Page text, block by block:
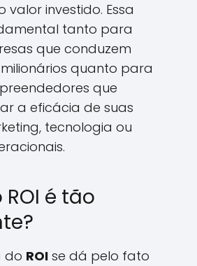
investido. Essa
tanto para
que conduzem
quanto para
que
a eficácia de suas
tecnologia ou
ROI é tão
do ROI se dá pelo fato